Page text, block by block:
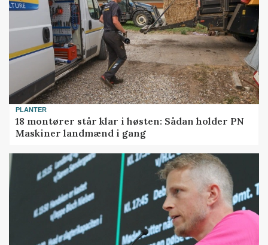
PLANTER
18 montører står klar i høsten: Sådan holder PN
Maskiner landmænd i gang